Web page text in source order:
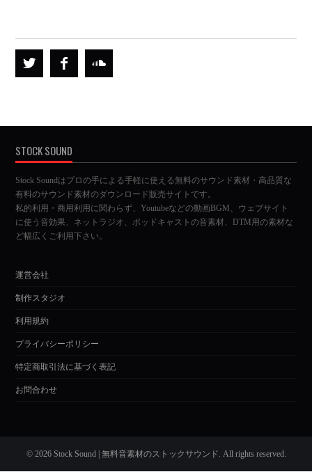
STOCK SOUND
Stock Soundはプロの手による手軽に使える無料のサウンド素材・高品質な
有料のサウンド素材のダウンロード販売サイトです。
私的利用・商用利用に関わらず、Youtubeなどの動画BGM、ウェブサイト
に使う音効果、ネットラジオ、ポッドキャストの音素材、DTM用の素材な
ど幅広くご利用下さい。
運営会社
制作スタジオ
利用規約
プライバシーポリシー
特定商取引法に基づく表記
お問合わせ
© 2026 Stock Sound | 無料音素材のストックサウンド. All rights reserved.